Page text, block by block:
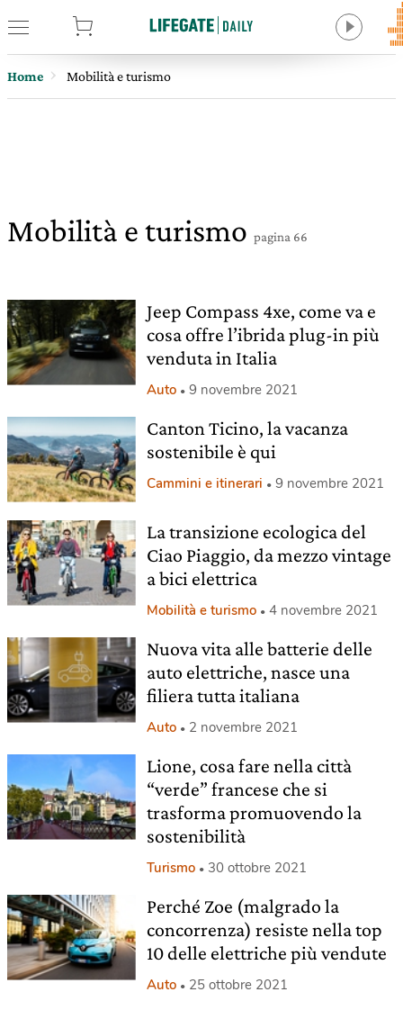
Home Mobilità e turismo
Mobilità e turismo pagina 66
Jeep Compass 4xe, come va e
cosa offre l’ibrida plug-in più
venduta in Italia
Auto 9 novembre 2021
Canton Ticino, la vacanza
sostenibile è qui
Cammini e itinerari 9 novembre 2021
La transizione ecologica del
Ciao Piaggio, da mezzo vintage
a bici elettrica
Mobilità e turismo 4 novembre 2021
Nuova vita alle batterie delle
auto elettriche, nasce una
filiera tutta italiana
Auto 2 novembre 2021
Lione, cosa fare nella città
“verde” francese che si
trasforma promuovendo la
sostenibilità
Turismo 30 ottobre 2021
Perché Zoe (malgrado la
concorrenza) resiste nella top
10 delle elettriche più vendute
Auto 25 ottobre 2021